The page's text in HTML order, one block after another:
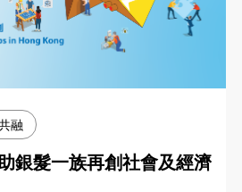
融
銀髮一族再創社會及經濟